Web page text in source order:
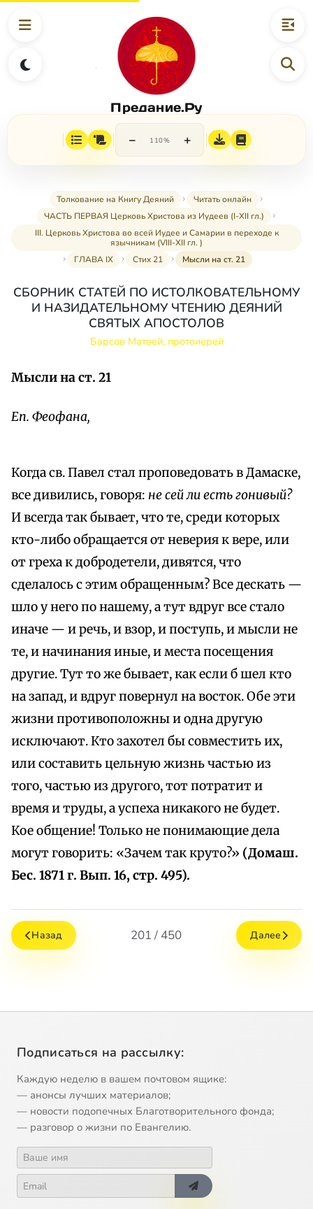
Предание.Ру
− 110% +
Толкование на Книгу Деяний
Читать онлайн
ЧАСТЬ ПЕРВАЯ Церковь Христова из Иудеев (I-XII гл.)
III. Церковь Христова во всей Иудее и Самарии в переходе к
язычникам (VIII-XII гл. )
ГЛАВА IX
Стих 21 Мысли на ст. 21
СБОРНИК СТАТЕЙ ПО ИСТОЛКОВАТЕЛЬНОМУ
И НАЗИДАТЕЛЬНОМУ ЧТЕНИЮ ДЕЯНИЙ
СВЯТЫХ АПОСТОЛОВ
Барсов Матвей, протоиерей
Мысли на ст. 21
Еп. Феофана,
Когда св. Павел стал проповедовать в Дамаске,
все дивились, говоря: не сей ли есть гонивый?
И всегда так бывает, что те, среди которых
кто-либо обращается от неверия к вере, или
от греха к добродетели, дивятся, что
сделалось с этим обращенным? Все дескать —
шло у него по нашему, а тут вдруг все стало
иначе — и речь, и взор, и поступь, и мысли не
те, и начинания иные, и места посещения
другие. Тут то же бывает, как если б шел кто
на запад, и вдруг повернул на восток. Обе эти
жизни противоположны и одна другую
исключают. Кто захотел бы совместить их,
или составить цельную жизнь частью из
того, частью из другого, тот потратит и
время и труды, а успеха никакого не будет.
Кое общение! Только не понимающие дела
могут говорить: «Зачем так круто?» (Домаш.
Бес. 1871 г. Вып. 16, стр. 495).
Назад 201 / 450 Далее
Подписаться на рассылку:
Каждую неделю в вашем почтовом ящике:
— анонсы лучших материалов;
— новости подопечных Благотворительного фонда;
— разговор о жизни по Евангелию.